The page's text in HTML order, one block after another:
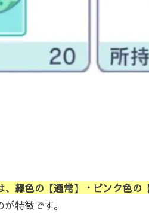
緑色の【通常】・ピンク色の
特徴です。